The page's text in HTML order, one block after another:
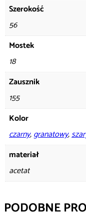
Szerokość
56
Mostek
18
Zausznik
155
Kolor
czarny,granatowy,
materiał
acetat
PODOBNE